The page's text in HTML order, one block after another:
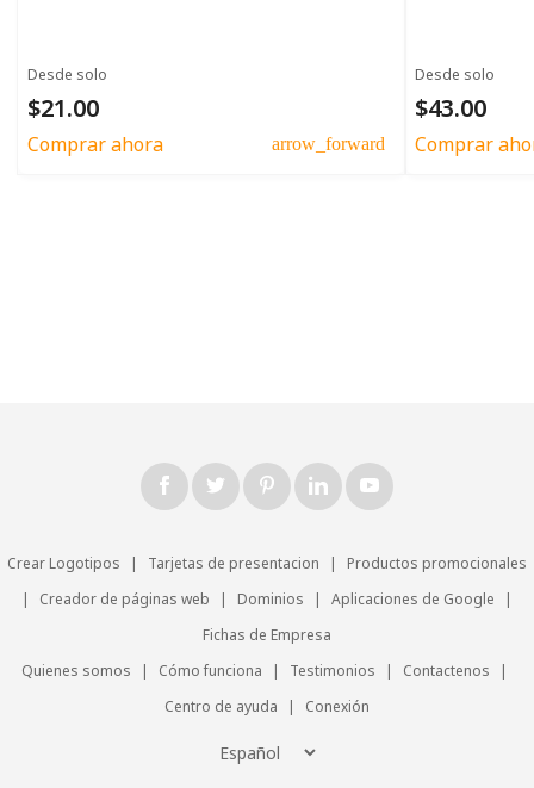
Desde solo
$21.00
Comprar ahora arrow_forward
Desde solo
$43.00
Comprar
Crear Logotipos | Tarjetas de presentacion |
Productos promocionales
|
Creador de páginas web | Dominios | Aplicaciones de Google
|
Fichas de Empresa
Quienes somos
| Cómo funciona | Testimonios | Contactenos
|
Centro de ayuda
| Conexión